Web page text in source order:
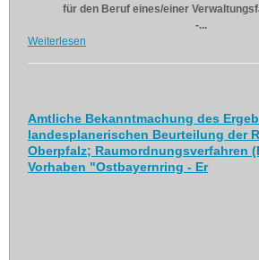
für den Beruf eines/einer
-...
Weiterlesen
Amtliche Bekanntmachung des
landesplanerischen Beurteilung der
Oberpfalz; Raumordnungsverfahren
Vorhaben "Ostbayernring - Er